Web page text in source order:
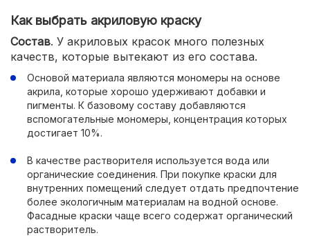
Как выбрать акриловую краску
Состав. У акриловых красок много полезных
качеств, которые вытекают из его состава.
Основой материала являются мономеры на основе
акрила, которые хорошо удерживают добавки и
пигменты. К базовому составу добавляются
вспомогательные мономеры, концентрация которых
достигает 10%.
В качестве растворителя используется вода или
органические соединения. При покупке краски для
внутренних помещений следует отдать предпочтение
более экологичным материалам на водной основе.
Фасадные краски чаще всего содержат органический
растворитель.